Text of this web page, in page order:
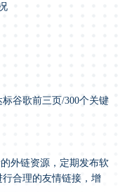
谷歌前三页/300个关键
外链资源，定期发布软
合理的友情链接，增